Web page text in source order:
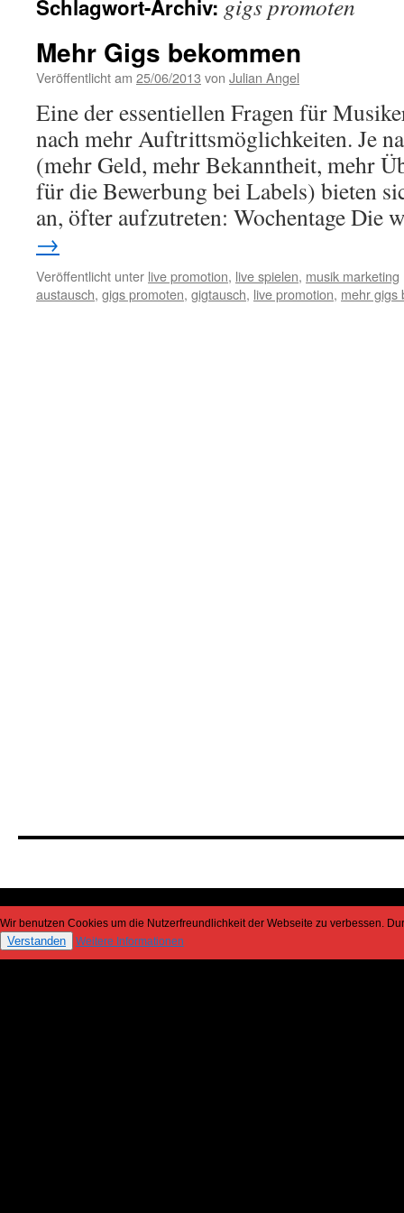
Schlagwort-Archiv: gigs promoten
Mehr Gigs bekommen
Veröffentlicht am 25/06/2013 von Julian Angel
Eine der essentiellen Fragen für
nach mehr Auftrittsmöglichkeiten. Je
(mehr Geld, mehr Bekanntheit, mehr
für die Bewerbung bei Labels) bieten
an, öfter aufzutreten: Wochentage
→
Veröffentlicht unter live promotion, live spielen, musik marketing
austausch, gigs promoten, gigtausch, live promotion, mehr gigs
Wir benutzen Cookies um die Nutzerfreundlichkeit der Webseite zu verbessen.
Verstanden Weitere Informationen